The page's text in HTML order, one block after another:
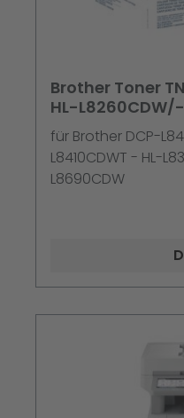
Brother Toner
HL-
für Brother DCP-
L8410CDWT - HL-
L8690CDW